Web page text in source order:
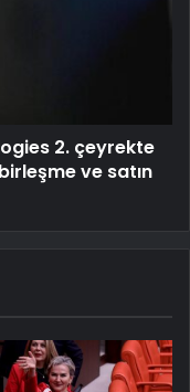
2. çeyrekte
ve satın